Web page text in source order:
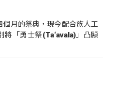
月的祭典，現今配合族人工
將「勇士祭(Ta‘avala)」凸顯